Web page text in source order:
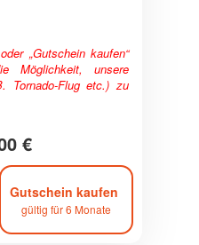
„Gutschein kaufen“
Möglichkeit, unsere
Tornado-Flug etc.) zu
€
Gutschein kaufen
gültig für 6 Monate